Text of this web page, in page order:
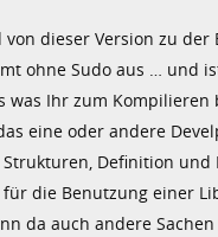
von dieser Version zu der
ohne Sudo aus … und
was Ihr zum Kompilieren
eine oder andere
Definition und
die Benutzung einer
da auch andere